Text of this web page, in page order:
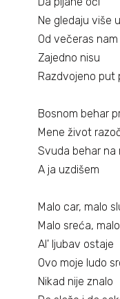
Partneri
Kontakt
Ne gledaju više
Od večeras
Zajedno nisu
Razdvojeno put
Bosnom behar
Mene život
Svuda behar na
A ja uzdišem
Malo car, malo
Malo sreća,
Al' ljubav ostaje
Ovo moje ludo
Nikad nije znalo